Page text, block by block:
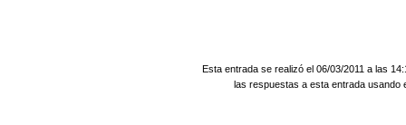
Esta entrada se realizó el 06/03/2011 a las
las respuestas a esta entrada usando